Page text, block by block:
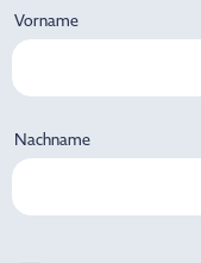
Vorname
Nachname